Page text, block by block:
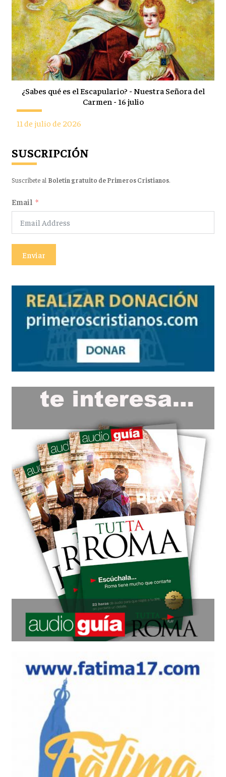
¿Sabes qué es el Escapulario? - Nuestra Señora del
Carmen - 16 julio
11 de julio de 2026
SUSCRIPCIÓN
Suscríbete al Boletín gratuito de Primeros Cristianos.
Email
Enviar